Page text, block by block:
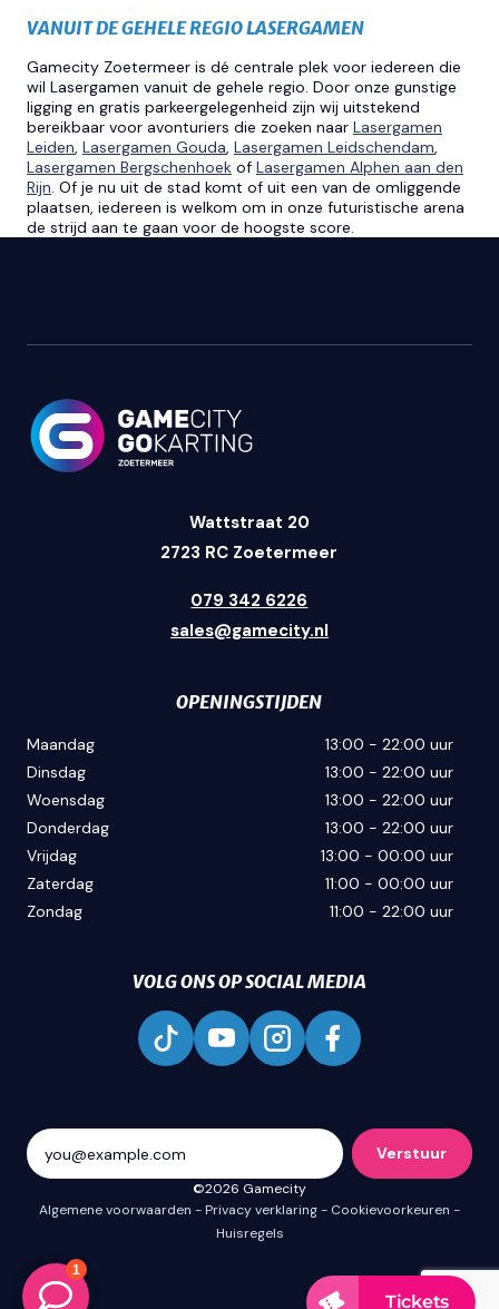
VANUIT DE GEHELE REGIO LASERGAMEN
Gamecity Zoetermeer is dé centrale plek voor iedereen die
wil Lasergamen vanuit de gehele regio. Door onze gunstige
ligging en gratis parkeergelegenheid zijn wij uitstekend
bereikbaar voor avonturiers die zoeken naar Lasergamen
Leiden, Lasergamen Gouda, Lasergamen Leidschendam,
Lasergamen Bergschenhoek of Lasergamen Alphen aan den
Rijn. Of je nu uit de stad komt of uit een van de omliggende
plaatsen, iedereen is welkom om in onze futuristische arena
de strijd aan te gaan voor de hoogste score.
VOLG ONS OP SOCIAL MEDIA
Verstuur
Wattstraat 20
2723 RC Zoetermeer
079 342 6226
sales@gamecity.nl
OPENINGSTIJDEN
Maandag
13:00 - 22:00 uur
Dinsdag
13:00 - 22:00 uur
Woensdag
13:00 - 22:00 uur
Donderdag
13:00 - 22:00 uur
Vrijdag
13:00 - 00:00 uur
Zaterdag
11:00 - 00:00 uur
Zondag
11:00 - 22:00 uur
©2026 Gamecity
Algemene voorwaarden
Privacy verklaring
Cookievoorkeuren
Huisregels